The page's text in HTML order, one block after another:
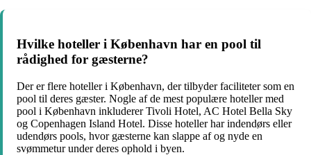
Hvilke hoteller i København har en pool til
rådighed for gæsterne?
Der er flere hoteller i København, der tilbyder faciliteter som en
pool til deres gæster. Nogle af de mest populære hoteller med
pool i København inkluderer Tivoli Hotel, AC Hotel Bella Sky
og Copenhagen Island Hotel. Disse hoteller har indendørs eller
udendørs pools, hvor gæsterne kan slappe af og nyde en
svømmetur under deres ophold i byen.